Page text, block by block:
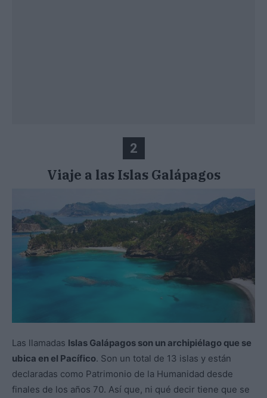
2
Viaje a las Islas Galápagos
Las llamadas Islas Galápagos son un archipiélago que se
ubica en el Pacífico. Son un total de 13 islas y están
declaradas como Patrimonio de la Humanidad desde
finales de los años 70. Así que, ni qué decir tiene que se